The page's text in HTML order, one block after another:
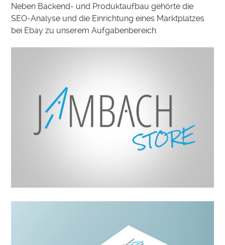
Neben Backend- und Produktaufbau gehörte die
SEO-Analyse und die Einrichtung eines Marktplatzes
bei Ebay zu unserem Aufgabenbereich.